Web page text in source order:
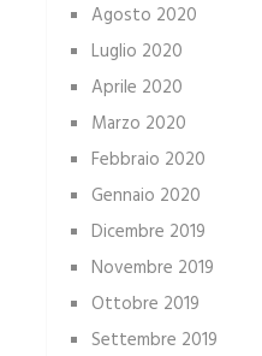
Agosto 2020
Luglio 2020
Aprile 2020
Marzo 2020
Febbraio 2020
Gennaio 2020
Dicembre 2019
Novembre 2019
Ottobre 2019
Settembre 2019